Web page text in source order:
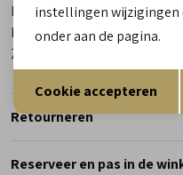
Materiaal buitenkant
Materiaal binnenkant
Zool
Retourneren
Reserveer en pas in de
Terug
instellingen
onder aan de pagina.
Cookie accepteren